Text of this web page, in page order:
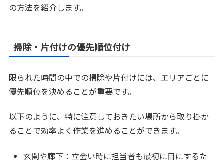
の方法を紹介します。
掃除・片付けの優先順位付け
限られた時間の中での掃除や片付けには、エリアごとに
優先順位を決めることが重要です。
以下のように、特に注意しておきたい場所から取り掛か
ることで効率よく作業を進めることができます。
玄関や廊下：立会い時に担当者も最初に目にするた